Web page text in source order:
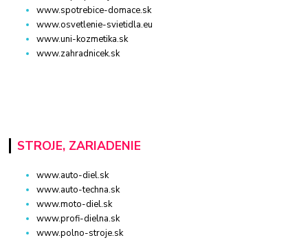
www.spotrebice-domace.sk
www.osvetlenie-svietidla.eu
www.uni-kozmetika.sk
www.zahradnicek.sk
STROJE, ZARIADENIE
www.auto-diel.sk
www.auto-techna.sk
www.moto-diel.sk
www.profi-dielna.sk
www.polno-stroje.sk